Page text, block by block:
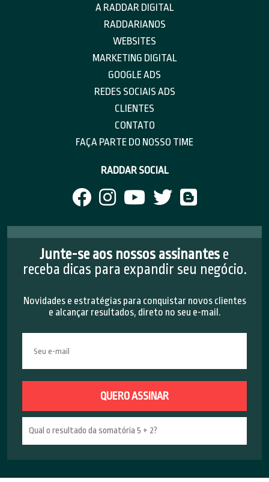
A RADDAR DIGITAL
RADDARIANOS
WEBSITES
MARKETING DIGITAL
GOOGLE ADS
REDES SOCIAIS ADS
CLIENTES
CONTATO
FAÇA PARTE DO NOSSO TIME
RADDAR SOCIAL
Junte-se aos nossos assinantes e
receba dicas para expandir seu negócio.
Novidades e estratégias para conquistar novos clientes
e alcançar resultados, direto no seu e-mail.